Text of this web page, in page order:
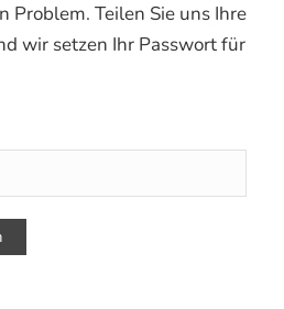
Problem. Teilen Sie uns Ihre
wir setzen Ihr Passwort für